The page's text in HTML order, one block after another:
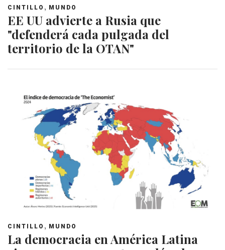
CINTILLO , MUNDO
EE UU advierte a Rusia que
"defenderá cada pulgada del
territorio de la OTAN"
CINTILLO , MUNDO
La democracia en América Latina